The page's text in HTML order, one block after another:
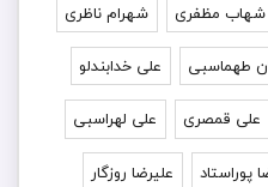
شهاب مظفری شهرام ناظری
طهماسبی علی خدابندلو
علی قمصری علی لهراسبی
پوراستاد علیرضا روزگار